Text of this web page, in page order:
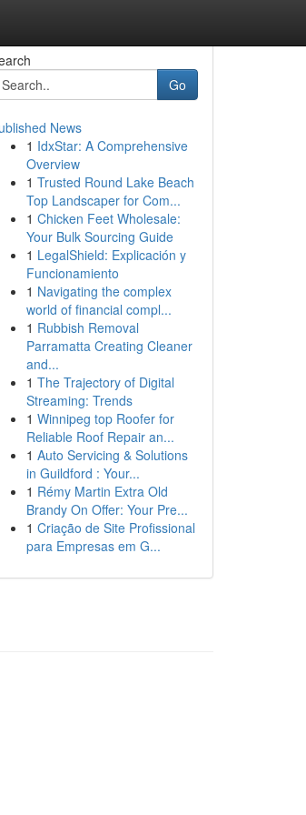
Go
News
1 IdxStar: A Comprehensive
Overview
1 Trusted Round Lake Beach
Top Landscaper for Com...
1 Chicken Feet Wholesale:
Your Bulk Sourcing Guide
1 LegalShield: Explicación y
Funcionamiento
1 Navigating the complex
world of financial compl...
1 Rubbish Removal
Parramatta Creating Cleaner
and...
1 The Trajectory of Digital
Streaming: Trends
1 Winnipeg top Roofer for
Reliable Roof Repair an...
1 Auto Servicing & Solutions
in Guildford : Your...
1 Rémy Martin Extra Old
Brandy On Offer: Your Pre...
1 Criação de Site Profissional
para Empresas em G...